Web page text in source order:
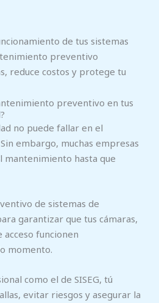
de tus sistemas
preventivo
reduce costos y protege tu
preventivo en tus
no puede fallar en el
embargo, muchas empresas
mantenimiento hasta que
de sistemas de
garantizar que tus cámaras,
funcionen
momento.
como el de SISEG, tú
evitar riesgos y asegurar la